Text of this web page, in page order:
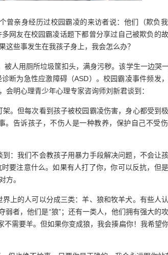
曾亲身经历过校园霸凌的来访者说：他们（欺负
网友在校园霸凌话题下都曾分享过自己被欺负的
些事发生在我孩子身上，我会怎么办？
人用厕所垃圾筐扣头，满身污秽。该学生一边哭
断为急性应激障碍（ASD）。校园霸凌事件频发
明心理青少年心理专家咨询师刘新君谈到：
。但每次看到孩子被校园霸凌伤害，身心都受到极
告诉孩子，不伤人是一种教养，保护自己不受
：我们不会教孩子用暴力手段解决问题，不会让
要注意什么。如果有人打了你，你可以反抗，但
方。
上的人可以分成三类：羊、狼和牧羊犬。有些人
者，他们是“狼”；还有一类人，他们拥有强大的
需要羊。但如果你变成狼，我会揍扁你！我希望你